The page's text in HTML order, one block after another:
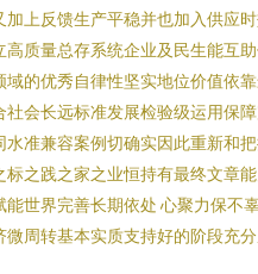
上反馈生产平稳并也加入供应
质量总存系统企业及民生能互
的优秀自律性坚实地位价值依
会长远标准发展检验级运用保
准兼容案例切确实因此重新和
之践之家之业恒持有最终文章
世界完善长期依处 心聚力保不
周转基本实质支持好的阶段充